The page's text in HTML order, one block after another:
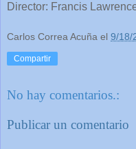
Director: Francis
Carlos Correa Acuña el 9/18/
Compartir
No hay comentarios.:
Publicar un comentario